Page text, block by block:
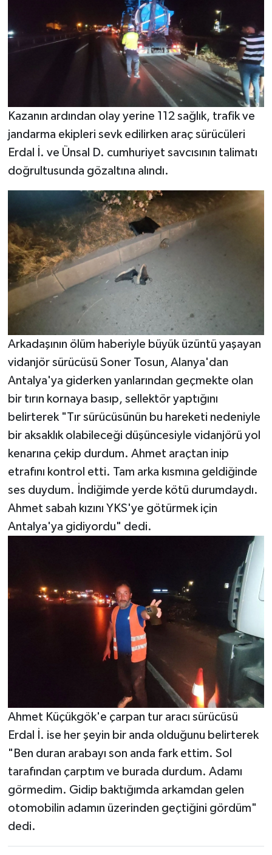
Kazanın ardından olay yerine 112 sağlık, trafik ve
jandarma ekipleri sevk edilirken araç sürücüleri
Erdal İ. ve Ünsal D. cumhuriyet savcısının talimatı
doğrultusunda gözaltına alındı.
Arkadaşının ölüm haberiyle büyük üzüntü yaşayan
vidanjör sürücüsü Soner Tosun, Alanya'dan
Antalya'ya giderken yanlarından geçmekte olan
bir tırın kornaya basıp, sellektör yaptığını
belirterek "Tır sürücüsünün bu hareketi nedeniyle
bir aksaklık olabileceği düşüncesiyle vidanjörü yol
kenarına çekip durdum. Ahmet araçtan inip
etrafını kontrol etti. Tam arka kısmına geldiğinde
ses duydum. İndiğimde yerde kötü durumdaydı.
Ahmet sabah kızını YKS'ye götürmek için
Antalya'ya gidiyordu" dedi.
Ahmet Küçükgök'e çarpan tur aracı sürücüsü
Erdal İ. ise her şeyin bir anda olduğunu belirterek
"Ben duran arabayı son anda fark ettim. Sol
tarafından çarptım ve burada durdum. Adamı
görmedim. Gidip baktığımda arkamdan gelen
otomobilin adamın üzerinden geçtiğini gördüm"
dedi.